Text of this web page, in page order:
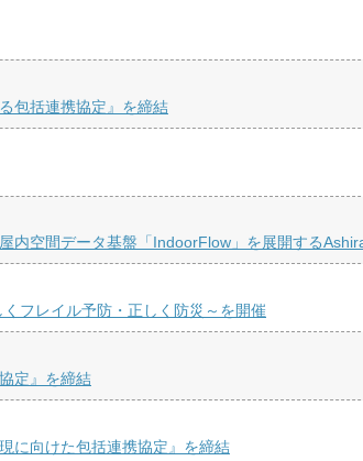
包括連携協定』を締結
内空間データ基盤「IndoorFlow」を展開する
フレイル予防・正しく防災～を開催
定』を締結
に向けた包括連携協定』を締結